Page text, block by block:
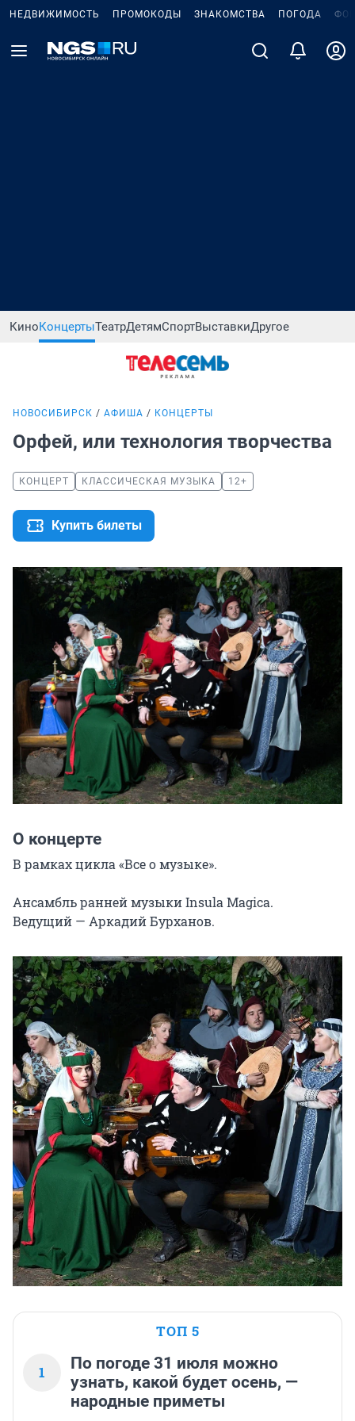
НЕДВИЖИМОСТЬ ПРОМОКОДЫ ЗНАКОМСТВА ПОГОДА
КиноКонцертыТеатрДетямСпортВыставкиДругое
НОВОСИБИРСК АФИША КОНЦЕРТЫ
Орфей, или технология творчества
КОНЦЕРТ КЛАССИЧЕСКАЯ МУЗЫКА 12+
Купить билеты
О концерте
В рамках цикла «Все о музыке».
Ансамбль ранней музыки Insula Magica.
Ведущий — Аркадий Бурханов.
ТОП 5
1
По погоде 31 июля можно
узнать, какой будет осень, —
народные приметы